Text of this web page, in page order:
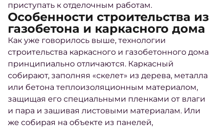
приступать к отделочным работам.
Особенности строительства из
газобетона и каркасного дома
Как уже говорилось выше, технологии
строительства каркасного и газобетонного дома
принципиально отличаются. Каркасный
собирают, заполняя «скелет» из дерева, металла
или бетона теплоизоляционным материалом,
защищая его специальными пленками от влаги
и пара и зашивая листовыми материалам. Или
же собирая на объекте из панелей,